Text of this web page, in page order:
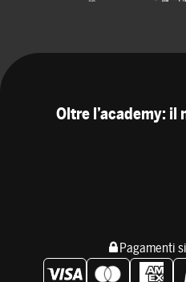
Oltre l’academy: il
Pagamenti